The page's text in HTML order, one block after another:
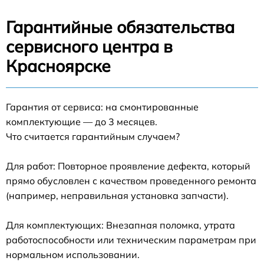
Гарантийные обязательства
сервисного центра в
Красноярске
Гарантия от сервиса: на смонтированные
комплектующие — до 3 месяцев.
Что считается гарантийным случаем?
Для работ: Повторное проявление дефекта, который
прямо обусловлен с качеством проведенного ремонта
(например, неправильная установка запчасти).
Для комплектующих: Внезапная поломка, утрата
работоспособности или техническим параметрам при
нормальном использовании.